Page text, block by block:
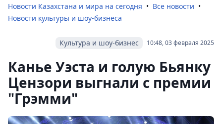
Новости Казахстана и мира на сегодня
Все новости
Новости культуры и шоу-бизнеса
10:48, 03 февраля 2025
Культура и шоу-бизнес
Канье Уэста и голую Бьянку
Цензори выгнали с премии
"Грэмми"